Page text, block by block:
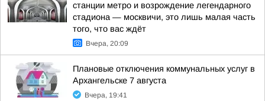
станции метро и возрождение легендарного
стадиона — москвичи, это лишь малая часть
того, что вас ждёт
Вчера, 20:09
Плановые отключения коммунальных услуг в
Архангельске 7 августа
Вчера, 19:41